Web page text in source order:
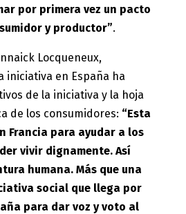
por primera vez un pacto
y productor”.
Locqueneux,
iniciativa en España ha
de la iniciativa y la hoja
de los consumidores: “Esta
Francia para ayudar a los
vivir dignamente. Así
humana. Más que una
social que llega por
para dar voz y voto al